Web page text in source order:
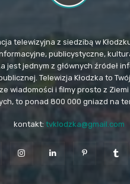
telewizyjna z siedzibą w
publicystyczne,
jest jednym z głównych źródeł
Telewizja Kłodzka to
wiadomości i filmy prosto z Ziemi
to ponad 800 000 gniazd na
kontakt: tvklodzka@gmail.com